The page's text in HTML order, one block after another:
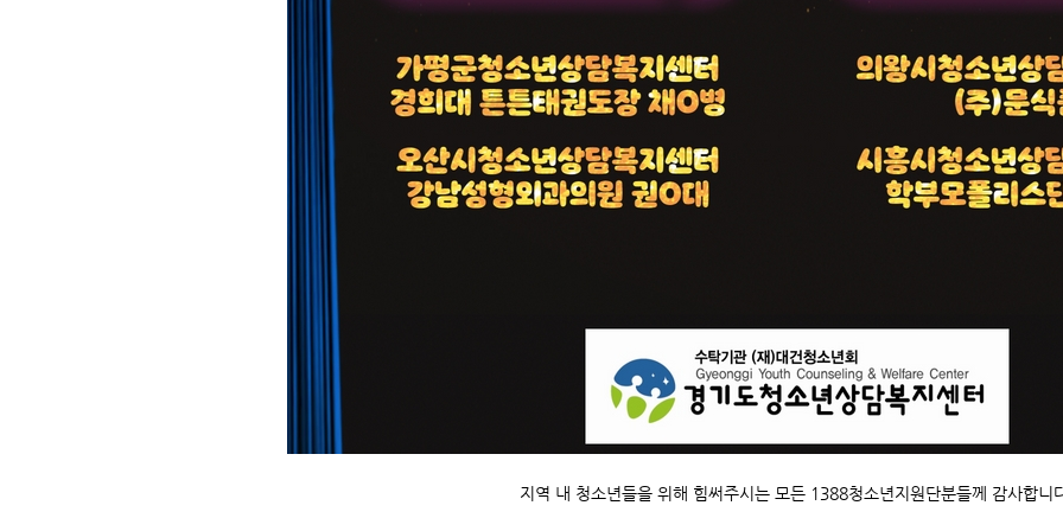
지역 내 청소년들을 위해 힘써주시는 모든 1388청소년지원단분들께 감사합니